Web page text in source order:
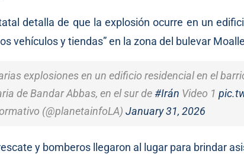
detalla de que la explosión ocurre en un
vehículos y tiendas” en la zona del bulevar
explosiones en un edificio residencial en el
de Bandar Abbas, en el sur de#Irán Video 1
(@planetainfoLA) January 31, 2026
y bomberos llegaron al lugar para brindar